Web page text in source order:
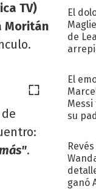
TV)
Moritán
.
El
de
El
su
ganó